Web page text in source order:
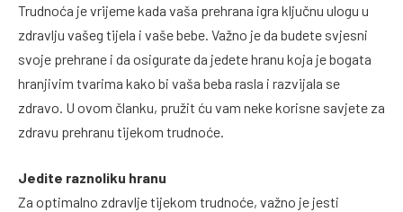
Trudnoća je vrijeme kada vaša prehrana igra ključnu ulogu u
zdravlju vašeg tijela i vaše bebe. Važno je da budete svjesni
svoje prehrane i da osigurate da jedete hranu koja je bogata
hranjivim tvarima kako bi vaša beba rasla i razvijala se
zdravo. U ovom članku, pružit ću vam neke korisne savjete za
zdravu prehranu tijekom trudnoće.
Jedite raznoliku hranu
Za optimalno zdravlje tijekom trudnoće, važno je jesti